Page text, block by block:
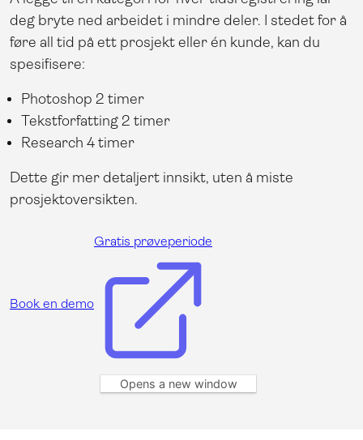
deg bryte ned arbeidet i mindre deler. I stedet for å
føre all tid på ett prosjekt eller én kunde, kan du
spesifisere:
Photoshop 2 timer
Tekstforfatting 2 timer
Research 4 timer
Dette gir mer detaljert innsikt, uten å miste
prosjektoversikten.
Book en demo
Gratis prøveperiode
Opens a new window